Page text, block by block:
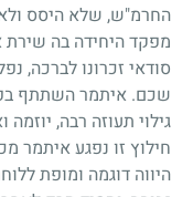
החרמ"ש, שלא היסס
מפקד היחידה בה
סודאי זכרונו לברכה,
שכם. איתמר השתתף
גילוי תעוזה רבה,
חילוץ זו נפגע איתמר
היווה דוגמה ומופת